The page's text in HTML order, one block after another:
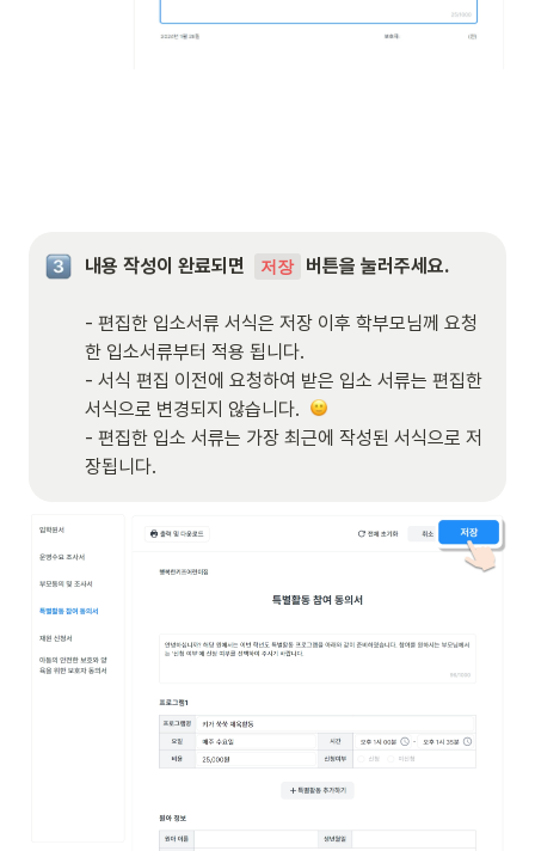
내용 작성이 완료되면 저장 버튼을 눌러주세요.
- 편집한 입소서류 서식은 저장 이후 학부모님께 요청
한 입소서류부터 적용 됩니다.
- 서식 편집 이전에 요청하여 받은 입소 서류는 편집한
서식으로 변경되지 않습니다.
- 편집한 입소 서류는 가장 최근에 작성된 서식으로 저
장됩니다.